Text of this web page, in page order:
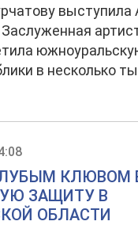
выступила
в несколько
КЛЮВОМ
ЗАЩИТУ В
ОБЛАСТИ